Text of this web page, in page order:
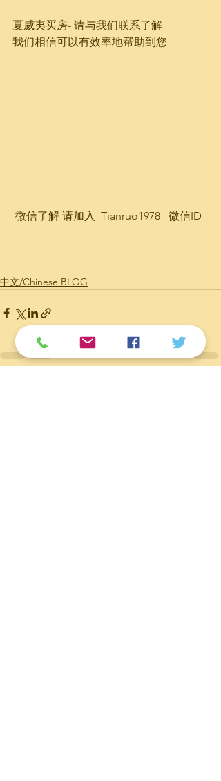
夏威夷买房- 请与我们联系了解
我们相信可以有效率地帮助到您
微信了解 请加入  Tianruo1978   微信ID
中文/Chinese BLOG